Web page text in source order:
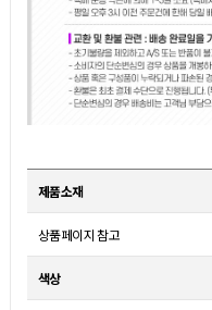
제품소재
상품페이지 참고
색상